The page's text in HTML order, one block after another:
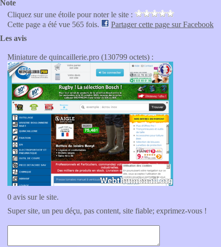
Note
Cliquez sur une étoile pour noter le site :
Cette page a été vue 565 fois.
Partager cette page sur Facebook
Les avis
Miniature de quincaillerie.pro (130799 octets) :
0 avis sur le site.
Super site, un peu déçu, pas content, site fiable; exprimez-vous !